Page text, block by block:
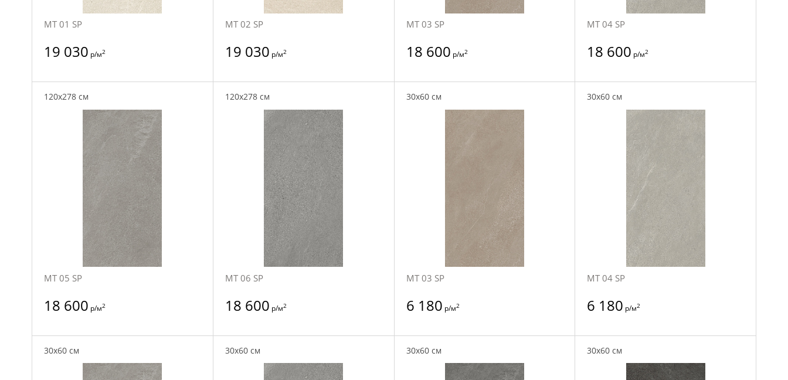
MT 01 SP
19 030 р/м2
MT 02 SP
19 030 р/м2
MT 03 SP
18 600 р/м2
MT 04 SP
18 600 р/м2
120x278 см
MT 05 SP
18 600 р/м2
120x278 см
MT 06 SP
18 600 р/м2
30x60 см
MT 03 SP
6 180 р/м2
30x60 см
MT 04 SP
6 180 р/м2
30x60 см 30x60 см 30x60 см 30x60 см